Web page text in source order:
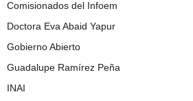
Comisionados del Infoem
Doctora Eva Abaid Yapur
Gobierno Abierto
Guadalupe Ramírez Peña
INAI